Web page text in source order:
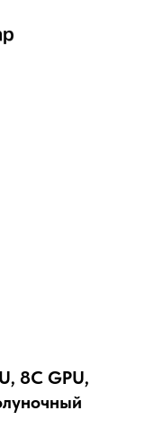
8C GPU,